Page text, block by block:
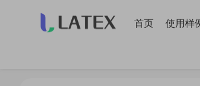
首页 使用样